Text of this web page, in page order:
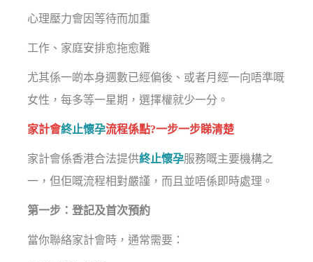
心理壓力會因等待而加重
工作、家庭安排愈拖愈難
尤其係一啲本身週數已經偏後、或者月經一向唔準嘅
女性，每多等一星期，選擇權就少一分。
家計會終止懷孕流程係點?一步一步睇清楚
家計會係香港合法提供終止懷孕服務嘅主要機構之
一，但佢嘅流程相對嚴謹，而且並唔係即時處理。
第一步：登記及首次預約
當你聯絡家計會時，通常需要：